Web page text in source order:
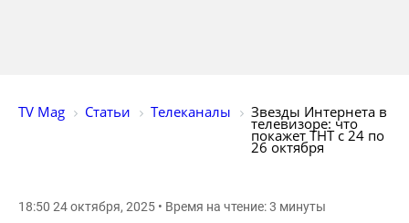
TV Mag Статьи Телеканалы Звезды Интернета в
телевизоре: что
покажет ТНТ с 24 по
26 октября
18:50 24 октября, 2025 • Время на чтение: 3 минуты